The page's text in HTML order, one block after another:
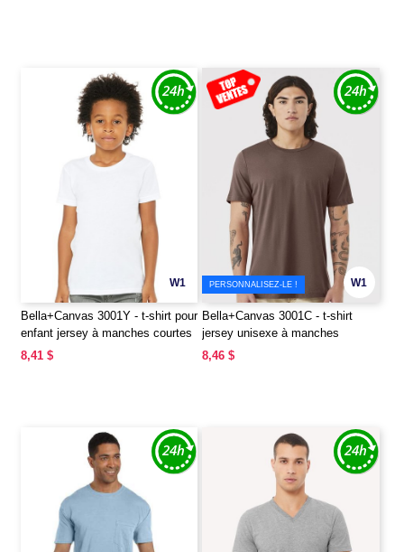
W1
Bella+Canvas 3001Y - t-shirt pour
enfant jersey à manches courtes
8,41 $
W1
PERSONNALISEZ-LE !
Bella+Canvas 3001C - t-shirt
jersey unisexe à manches
courtes
8,46 $